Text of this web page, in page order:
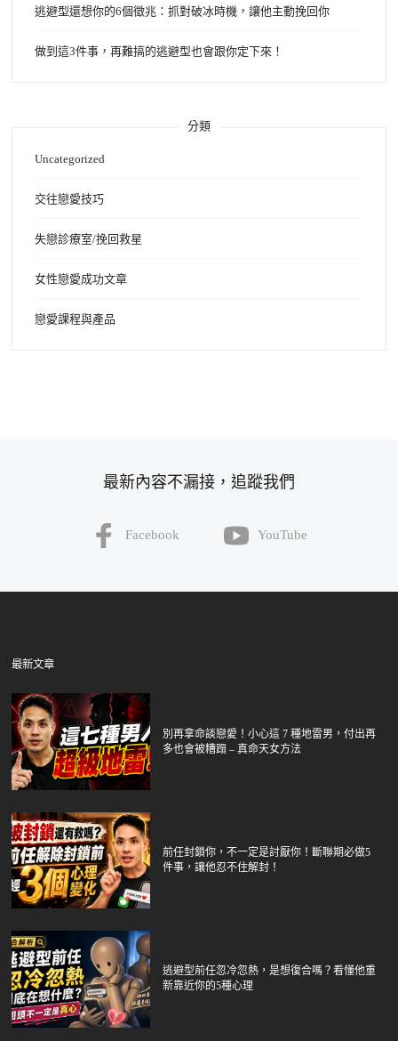
逃避型還想你的6個徵兆：抓對破冰時機，讓他主動挽回你
做到這3件事，再難搞的逃避型也會跟你定下來！
分類
Uncategorized
交往戀愛技巧
失戀診療室/挽回救星
女性戀愛成功文章
戀愛課程與產品
最新內容不漏接，追蹤我們
Facebook YouTube
最新文章
別再拿命談戀愛！小心這 7 種地雷男，付出再
多也會被糟蹋 – 真命天女方法
前任封鎖你，不一定是討厭你！斷聯期必做5
件事，讓他忍不住解封！
逃避型前任忽冷忽熱，是想復合嗎？看懂他重
新靠近你的5種心理